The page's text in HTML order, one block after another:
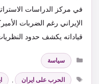
في مركز الدراسات
الإيراني رغم الضربات
قياداته يكشف حدود
التصنيفات
سياسة
الوسوم
الحرب على ايران